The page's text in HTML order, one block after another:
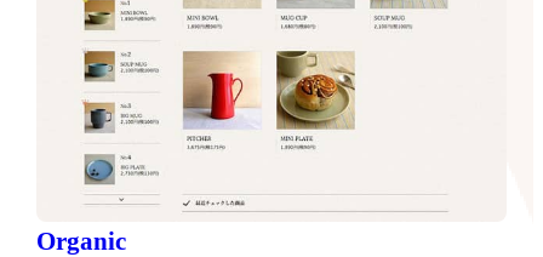
Organic